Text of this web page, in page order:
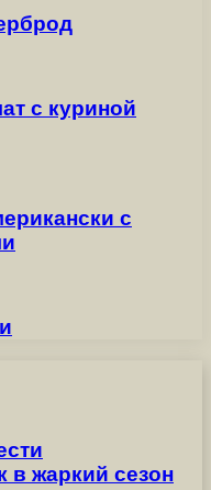
с куриной
с
в жаркий сезон